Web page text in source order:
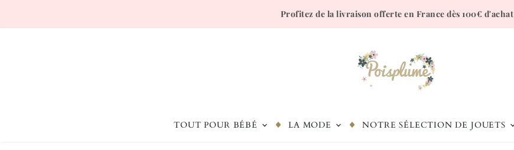
Profitez de la livraison offerte en France dès 100€ d'achat
TOUT POUR BÉBÉ LA MODE NOTRE SÉLECTION DE JOUETS